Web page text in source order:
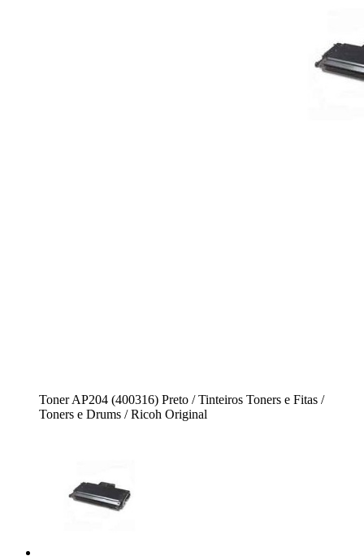
Toner AP204 (400316) Preto / Tinteiros Toners e Fitas /
Toners e Drums / Ricoh Original